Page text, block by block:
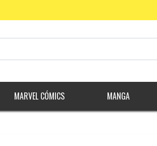
MARVEL CÓMICS MANGA